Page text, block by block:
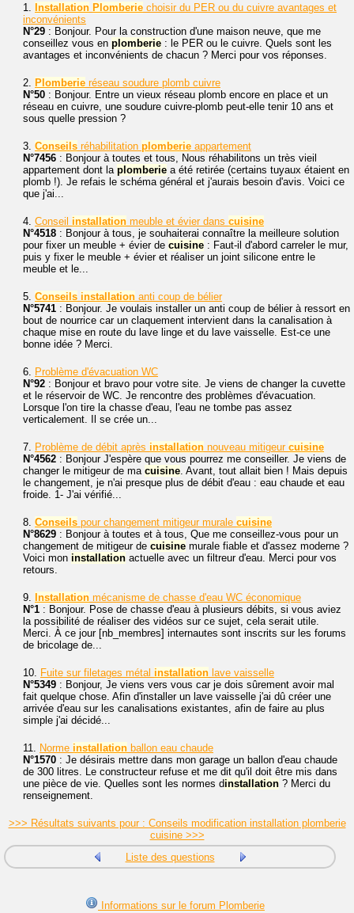
1. Installation Plomberie choisir du PER ou du cuivre avantages et
inconvénients
N°29 : Bonjour. Pour la construction d'une maison neuve, que me
conseillez vous en plomberie : le PER ou le cuivre. Quels sont les
avantages et inconvénients de chacun ? Merci pour vos réponses.
2. Plomberie réseau soudure plomb cuivre
N°50 : Bonjour. Entre un vieux réseau plomb encore en place et un
réseau en cuivre, une soudure cuivre-plomb peut-elle tenir 10 ans et
sous quelle pression ?
3. Conseils réhabilitation plomberie appartement
N°7456 : Bonjour à toutes et tous, Nous réhabilitons un très vieil
appartement dont la plomberie a été retirée (certains tuyaux étaient en
plomb !). Je refais le schéma général et j'aurais besoin d'avis. Voici ce
que j'ai...
4. Conseil installation meuble et évier dans cuisine
N°4518 : Bonjour à tous, je souhaiterai connaître la meilleure solution
pour fixer un meuble + évier de cuisine : Faut-il d'abord carreler le mur,
puis y fixer le meuble + évier et réaliser un joint silicone entre le
meuble et le...
5. Conseils installation anti coup de bélier
N°5741 : Bonjour. Je voulais installer un anti coup de bélier à ressort en
bout de nourrice car un claquement intervient dans la canalisation à
chaque mise en route du lave linge et du lave vaisselle. Est-ce une
bonne idée ? Merci.
6. Problème d'évacuation WC
N°92 : Bonjour et bravo pour votre site. Je viens de changer la cuvette
et le réservoir de WC. Je rencontre des problèmes d'évacuation.
Lorsque l'on tire la chasse d'eau, l'eau ne tombe pas assez
verticalement. Il se crée un...
7. Problème de débit après installation nouveau mitigeur cuisine
N°4562 : Bonjour J'espère que vous pourrez me conseiller. Je viens de
changer le mitigeur de ma cuisine . Avant, tout allait bien ! Mais depuis
le changement, je n'ai presque plus de débit d'eau : eau chaude et eau
froide. 1- J'ai vérifié...
8. Conseils pour changement mitigeur murale cuisine
N°8629 : Bonjour à toutes et à tous, Que me conseillez-vous pour un
changement de mitigeur de cuisine murale fiable et d'assez moderne ?
Voici mon installation actuelle avec un filtreur d'eau. Merci pour vos
retours.
9. Installation mécanisme de chasse d'eau WC économique
N°1 : Bonjour. Pose de chasse d'eau à plusieurs débits, si vous aviez
la possibilité de réaliser des vidéos sur ce sujet, cela serait utile.
Merci. À ce jour [nb_membres] internautes sont inscrits sur les forums
de bricolage de...
10. Fuite sur filetages métal installation lave vaisselle
N°5349 : Bonjour, Je viens vers vous car je dois sûrement avoir mal
fait quelque chose. Afin d'installer un lave vaisselle j'ai dû créer une
arrivée d'eau sur les canalisations existantes, afin de faire au plus
simple j'ai décidé...
11. Norme installation ballon eau chaude
N°1570 : Je désirais mettre dans mon garage un ballon d'eau chaude
de 300 litres. Le constructeur refuse et me dit qu'il doit être mis dans
une pièce de vie. Quelles sont les normes dinstallation ? Merci du
renseignement.
>>> Résultats suivants pour : Conseils modification installation plomberie
cuisine >>>
Liste des questions
Informations sur le forum Plomberie